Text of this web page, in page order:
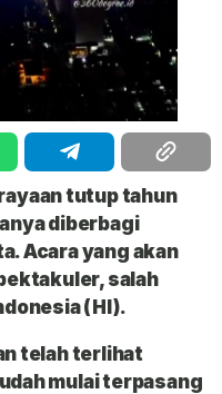
tutup tahun
diberbagi
Acara yang akan
salah
(HI).
telah terlihat
mulai terpasang